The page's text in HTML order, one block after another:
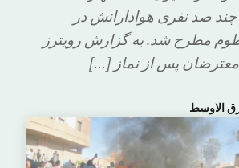
صد نفری هوادارانش در
مطرح شد. به گزارش رویترز
پس از نماز […]
الاوسط